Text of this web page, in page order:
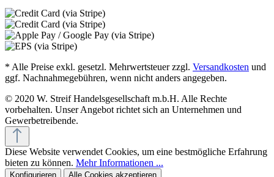
* Alle Preise exkl. gesetzl. Mehrwertsteuer zzgl. Versandkosten und
ggf. Nachnahmegebühren, wenn nicht anders angegeben.
© 2020 W. Streif Handelsgesellschaft m.b.H. Alle Rechte
vorbehalten. Unser Angebot richtet sich an Unternehmen und
Gewerbetreibende.
Diese Website verwendet Cookies, um eine bestmögliche Erfahrung
bieten zu können. Mehr Informationen ...
Konfigurieren Alle Cookies akzeptieren